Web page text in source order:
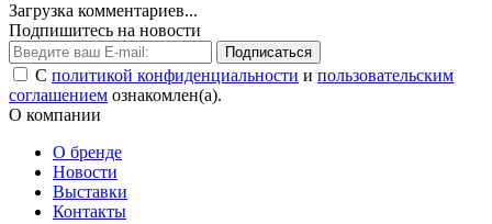
Загрузка комментариев...
Подпишитесь на новости
Подписаться
С политикой конфиденциальности и пользовательским
соглашением ознакомлен(а).
О компании
О бренде
Новости
Выставки
Контакты